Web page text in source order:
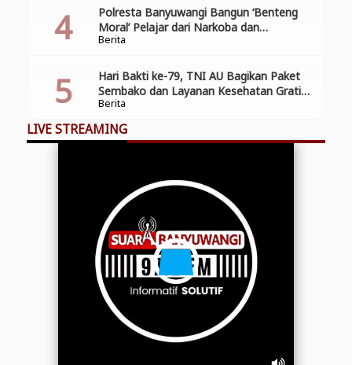
Berita
Polresta Banyuwangi Bangun ‘Benteng
Moral’ Pelajar dari Narkoba dan
Pelanggaran Lalu Lintas
Berita
Hari Bakti ke-79, TNI AU Bagikan Paket
Sembako dan Layanan Kesehatan Gratis
di Banyuwangi
LIVE STREAMING